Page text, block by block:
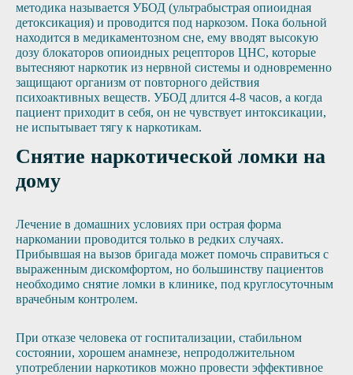
методика называется УБОД (ультрабыстрая опиоидная
детоксикация) и проводится под наркозом. Пока больной
находится в медикаментозном сне, ему вводят высокую
дозу блокаторов опиоидных рецепторов ЦНС, которые
вытесняют наркотик из нервной системы и одновременно
защищают организм от повторного действия
психоактивных веществ. УБОД длится 4-8 часов, а когда
пациент приходит в себя, он не чувствует интоксикации,
не испытывает тягу к наркотикам.
Снятие наркотической ломки на
дому
Лечение в домашних условиях при острая форма
наркомании проводится только в редких случаях.
Прибывшая на вызов бригада может помочь справиться с
выраженным дискомфортом, но большинству пациентов
необходимо снятие ломки в клинике, под круглосуточным
врачебным контролем.
При отказе человека от госпитализации, стабильном
состоянии, хорошем анамнезе, непродолжительном
употреблении наркотиков можно провести эффективное